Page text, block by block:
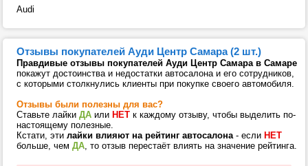
Audi
Отзывы покупателей Ауди Центр Самара (2 шт.)
Правдивые отзывы покупателей Ауди Центр Самара в Самаре
покажут достоинства и недостатки автосалона и его сотрудников,
с которыми столкнулись клиенты при покупке своего автомобиля.
Отзывы были полезны для вас?
Ставьте лайки ДА или НЕТ к каждому отзыву, чтобы выделить по-
настоящему полезные.
Кстати, эти лайки влияют на рейтинг автосалона- если НЕТ
больше, чем ДА, то отзыв перестаёт влиять на значение рейтинга.